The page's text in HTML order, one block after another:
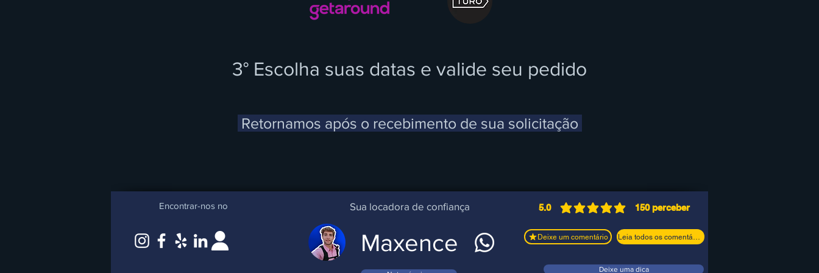
3° Escolha suas datas e valide seu pedido
Retornamos após o recebimento de sua solicitação
Encontrar-nos no Sua locadora de confiança
Maxence
5.0 150 perceber
classificação média é 5 de 5, com base em 150
Deixe um comentário
Deixe uma dica